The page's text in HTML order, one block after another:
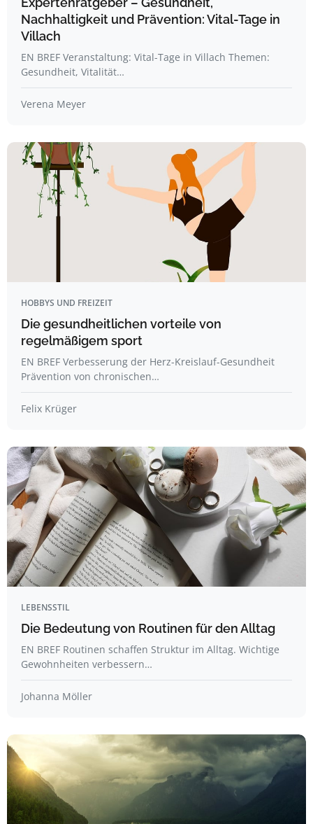
Nachhaltigkeit und Prävention: Vital-Tage in
Villach
EN BREF Veranstaltung: Vital-Tage in Villach Themen:
Gesundheit, Vitalität…
Verena Meyer
HOBBYS UND FREIZEIT
Die gesundheitlichen vorteile von
regelmäßigem sport
EN BREF Verbesserung der Herz-Kreislauf-Gesundheit
Prävention von chronischen…
Felix Krüger
LEBENSSTIL
Die Bedeutung von Routinen für den Alltag
EN BREF Routinen schaffen Struktur im Alltag. Wichtige
Gewohnheiten verbessern…
Johanna Möller